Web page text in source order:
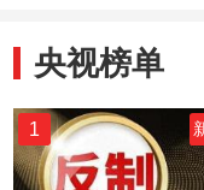
央视榜单
1